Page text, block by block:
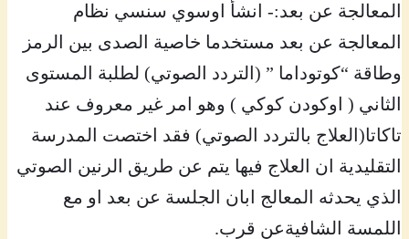
المعالجة عن بعد:- انشأ اوسوي سنسي نظام
المعالجة عن بعد مستخدما خاصية الصدى بين الرمز
وطاقة “كوتوداما ” (التردد الصوتي) لطلبة المستوى
الثاني ( اوكودن كوكي ) وهو امر غير معروف عند
تاكاتا(العلاج بالتردد الصوتي) فقد اختصت المدرسة
التقليدية ان العلاج فيها يتم عن طريق الرنين الصوتي
الذي يحدثه المعالج ابان الجلسة عن بعد او مع
اللمسة الشافيةعن قرب.